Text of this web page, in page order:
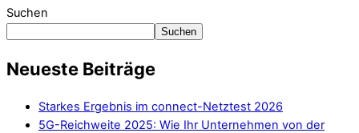
Suchen
Suchen
Neueste Beiträge
Starkes Ergebnis im connect-Netztest 2026
5G-Reichweite 2025: Wie Ihr Unternehmen von der